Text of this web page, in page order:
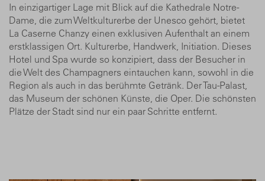
In einzigartiger Lage mit Blick auf die Kathedrale Notre-
Dame, die zum Weltkulturerbe der Unesco gehört, bietet
La Caserne Chanzy einen exklusiven Aufenthalt an einem
erstklassigen Ort. Kulturerbe, Handwerk, Initiation. Dieses
Hotel und Spa wurde so konzipiert, dass der Besucher in
die Welt des Champagners eintauchen kann, sowohl in die
Region als auch in das berühmte Getränk. Der Tau-Palast,
das Museum der schönen Künste, die Oper. Die schönsten
Plätze der Stadt sind nur ein paar Schritte entfernt.